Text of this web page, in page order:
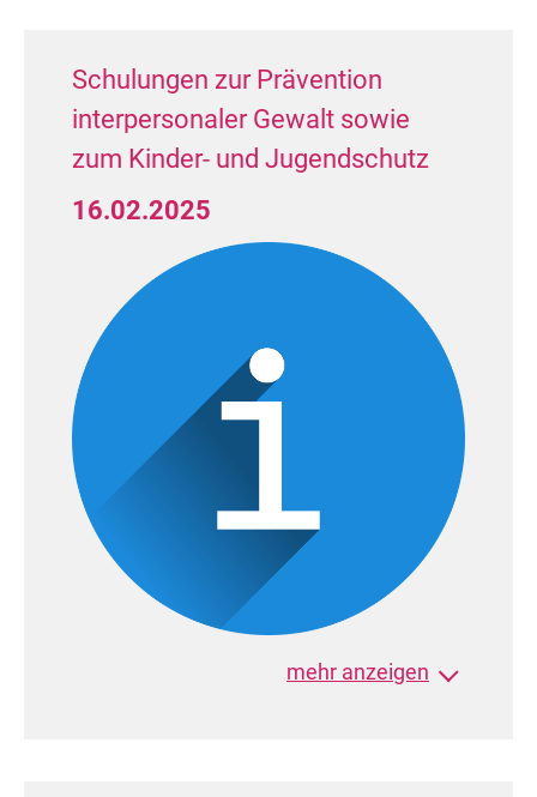
HGR S Latein (15 Paare)
13. Platz:
Schumann (TSC Nordlicht Rostock
e.V.)
Herzlichen Glückwunsch!
Schulungen zur Prävention
interpersonaler Gewalt sowie
zum Kinder- und Jugendschutz
16.02.2025
mehr anzeigen